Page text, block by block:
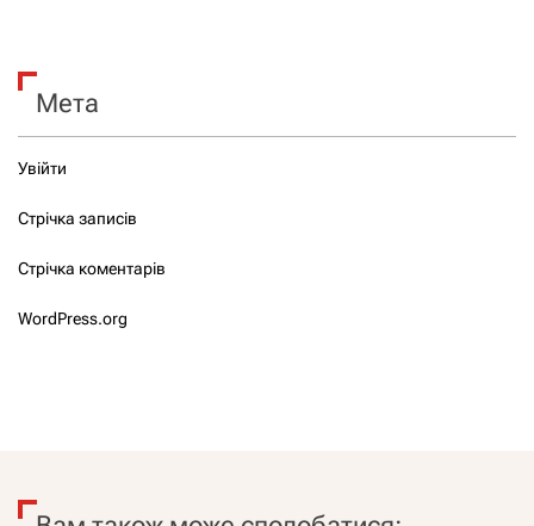
Мета
Увійти
Стрічка записів
Стрічка коментарів
WordPress.org